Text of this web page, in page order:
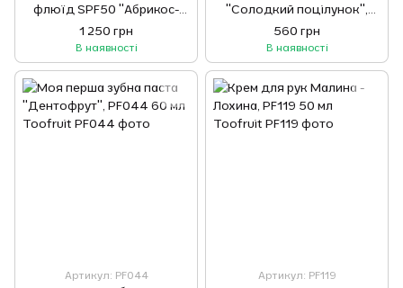
флюїд SPF50 "Абрикос-
Алое вера", PF047 30 мл
Toofruit
1 250 грн
В наявності
"Солодкий поцілунок",
MU005 10мл Toofruit
560 грн
В наявності
Артикул: PF044 Артикул: PF119